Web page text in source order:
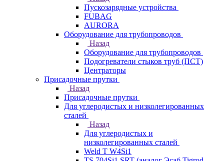
Пускозарядные устройства
FUBAG
AURORA
Оборудование для трубопроводов
Назад
Оборудование для трубопроводов
Подогреватели стыков труб (ПСТ)
Центраторы
Присадочные прутки
Назад
Присадочные прутки
Для углеродистых и низколегированных
сталей
Назад
Для углеродистых и
низколегированных сталей
Weld T W4Si1